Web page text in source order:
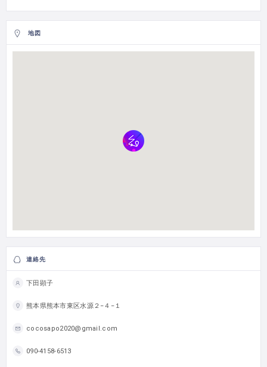
地図
連絡先
下田顕子
熊本県熊本市東区水源２−４−１
cocosapo2020@gmail.com
090-4158-6513